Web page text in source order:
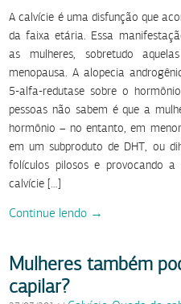
A calvície é uma disfunção que
da faixa etária. Essa
as mulheres, sobretudo
menopausa. A alopecia
5-alfa-redutase sobre o
pessoas não sabem é que a
hormônio – no entanto, em
em um subproduto de DHT, ou
folículos pilosos e provocando
calvície […]
Continue lendo →
Mulheres também
capilar?